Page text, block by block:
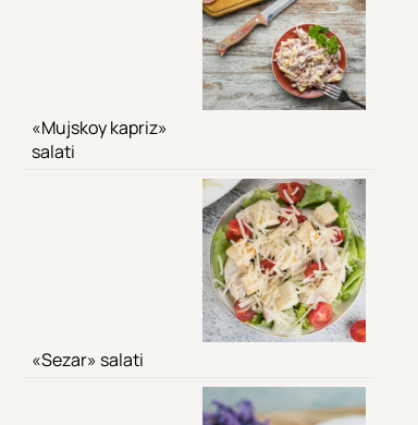
«Mujskoy kapriz»
salati
«Sezar» salati